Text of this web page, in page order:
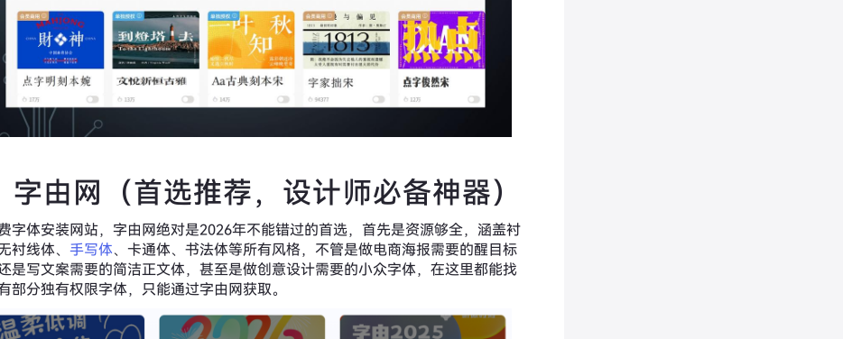
字由网（首选推荐，设计师必备神器）
字体安装网站，字由网绝对是2026年不能错过的首选，首先是资源够全，涵盖衬
衬线体、 手写体、卡通体、书法体等所有风格，不管是做电商海报需要的醒目标
是写文案需要的简洁正文体，甚至是做创意设计需要的小众字体，在这里都能找
部分独有权限字体，只能通过字由网获取。